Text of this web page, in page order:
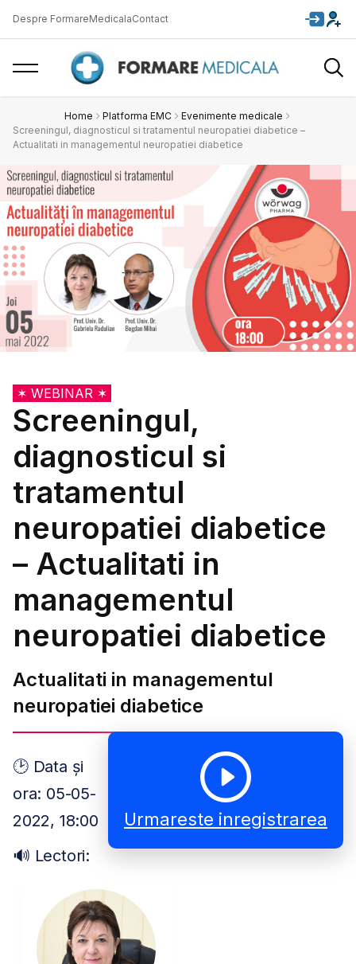
Despre FormareMedicalaContact
Home Platforma EMC
Evenimente medicale
Screeningul, diagnosticul si tratamentul neuropatiei diabetice –
Actualitati in managementul neuropatiei diabetice
✶ WEBINAR ✶
Screeningul,
diagnosticul si
tratamentul
neuropatiei diabetice
– Actualitati in
managementul
neuropatiei diabetice
Actualitati in managementul
neuropatiei diabetice
Urmareste inregistrarea
🕑 Data și
ora: 05-05-
2022, 18:00
🔊 Lectori: